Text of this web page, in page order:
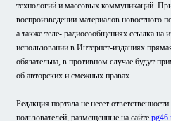
технологий и массовых коммуникаций.
воспроизведении материалов новостного
а также теле- радиосообщениях ссылка на
использовании в Интернет-изданиях
обязательна, в противном случае будут
об авторских и смежных правах.
Редакция портала не несет
пользователей, размещенные на сайте